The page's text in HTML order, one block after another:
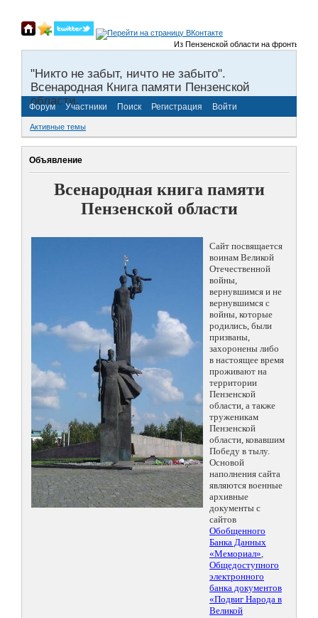
Из Пензенской области на фронты
"Никто не забыт, ничто не забыто".
Всенародная Книга памяти Пензенской
области.
Форум Участники Поиск Регистрация Войти
Активные темы
Объявление
Всенародная книга памяти
Пензенской области
Сайт посвящается
воинам Великой
Отечественной
войны,
вернувшимся и не
вернувшимся с
войны, которые
родились, были
призваны,
захоронены либо
в настоящее время
проживают на
территории
Пензенской
области, а также
труженикам
Пензенской
области, ковавшим
Победу в тылу.
Основой
наполнения сайта
являются военные
архивные
документы с
сайтов
Обобщенного
Банка Данных
«Мемориал»,
Общедоступного
электронного
банка документов
«Подвиг Народа в
Великой